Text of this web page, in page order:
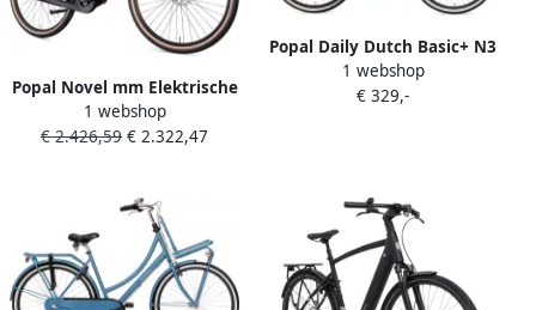
Popal Novel mm Elektrische
Fiets E-bike 28 Inch
Damesfiets 47 cm 7
Matzwart
1 webshop
€ 2.426,59 € 2.322,47
Popal Daily Dutch Basic+ N3
Transportfiets Stadsfiets
Dames 47 centimeter
1 webshop
€ 329,-